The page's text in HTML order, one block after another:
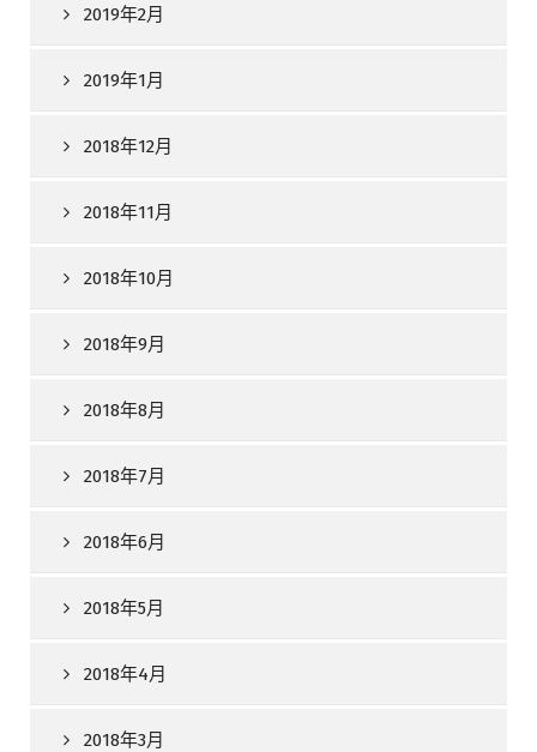
2019年2月
2019年1月
2018年12月
2018年11月
2018年10月
2018年9月
2018年8月
2018年7月
2018年6月
2018年5月
2018年4月
2018年3月